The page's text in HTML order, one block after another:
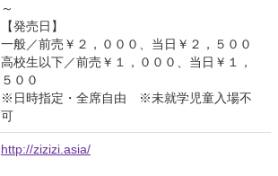
～
【発売日】
一般／前売￥２，０００、当日￥２，５００
高校生以下／前売￥１，０００、当日￥１，
５００
※日時指定・全席自由 ※未就学児童入場不
可
http://zizizi.asia/